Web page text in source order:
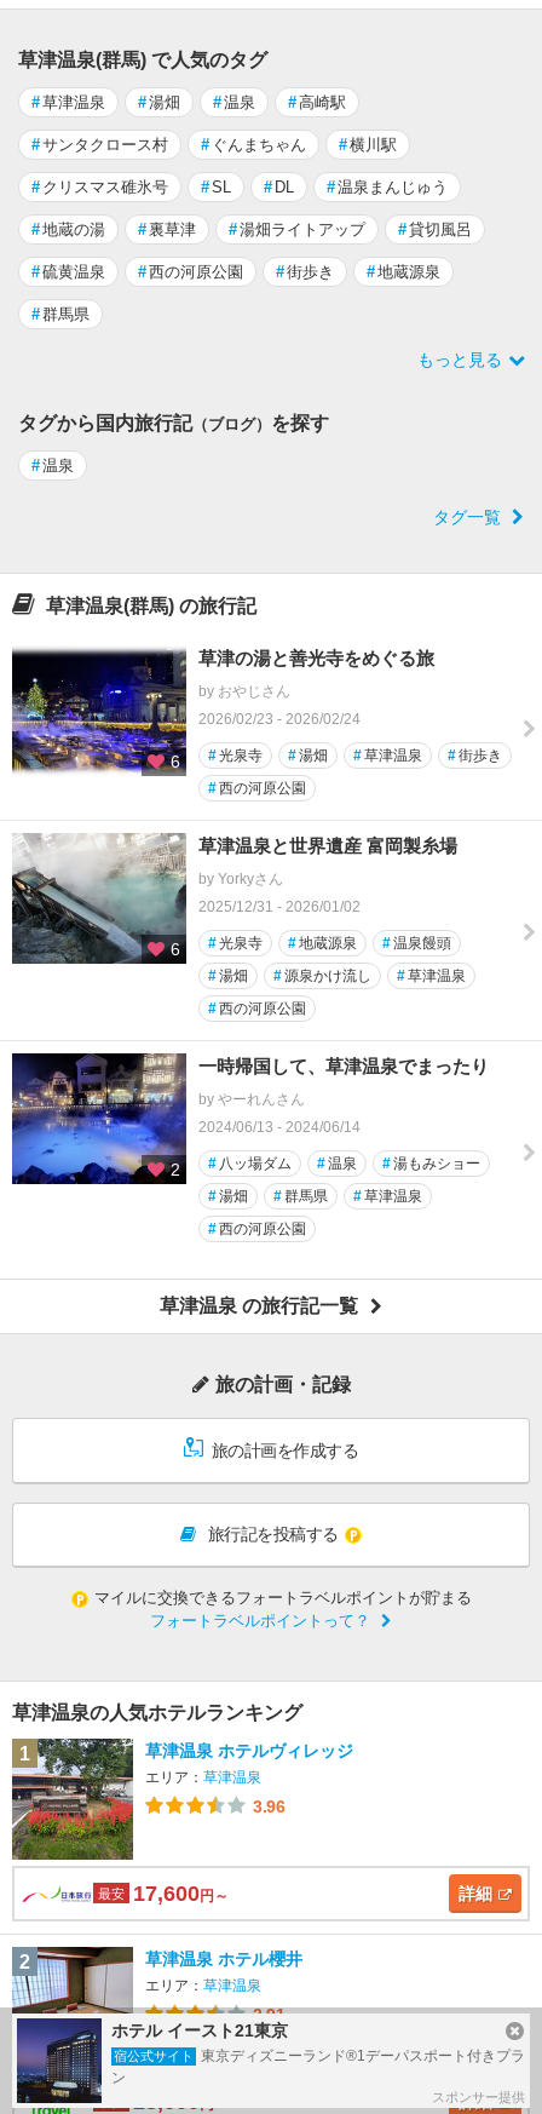
草津温泉(群馬) で人気のタグ
#草津温泉 #湯畑 #温泉 #高崎駅
#サンタクロース村 # ぐんまちゃん #横川駅
# クリスマス碓氷号 #SL # DL #温泉まんじゅう
#地蔵の湯 # 裏草津 #湯畑ライトアップ #貸切風呂
#硫黄温泉 #西の河原公園 #街歩き #地蔵源泉
#群馬県
もっと見る
タグから国内旅行記（ブログ） を探す
#温泉
タグ一覧
草津温泉(群馬) の旅行記
6
草津の湯と善光寺をめぐる旅
by おやじさん
2026/02/23 - 2026/02/24
#光泉寺 #湯畑 #草津温泉 #街歩き
#西の河原公園
6
草津温泉と世界遺産 富岡製糸場
by Yorkyさん
2025/12/31 - 2026/01/02
#光泉寺 #地蔵源泉 #温泉饅頭
#湯畑 #源泉かけ流し #草津温泉
#西の河原公園
2
一時帰国して、草津温泉でまったり
by やーれんさん
2024/06/13 - 2024/06/14
# 八ッ場ダム #温泉 #湯もみショー
#湯畑 #群馬県 #草津温泉
#西の河原公園
草津温泉 の旅行記一覧
旅の計画・記録
旅の計画を作成する
旅行記を投稿する
マイルに交換できるフォートラベルポイントが貯まる
フォートラベルポイントって？
草津温泉の人気ホテルランキング
1
草津温泉 ホテルヴィレッジ
エリア： 草津温泉
3.96
最安 17,600円～ 詳細
2 草津温泉 ホテル櫻井
エリア： 草津温泉
3.91
最安 円～ 詳細
ホテル イースト21東京
宿公式サイト
東京ディズニーランド®1デーパスポート付きプラ
ン
スポンサー提供